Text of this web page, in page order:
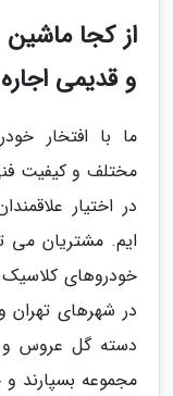
از کجا
و قدیمی
ما با افتخار
مختلف و کیفیت
در اختیار
ایم. مشتریان می
خودروهای کلاسیک
در شهرهای تهران
دسته گل عروس و
مجموعه بسپارند